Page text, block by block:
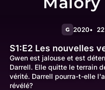
G 2020
S1:E2 Les nouvelles
Gwen est jalouse et est
Darrell. Elle quitte le terrain
vérité. Darrell pourra-t-elle
révélé?